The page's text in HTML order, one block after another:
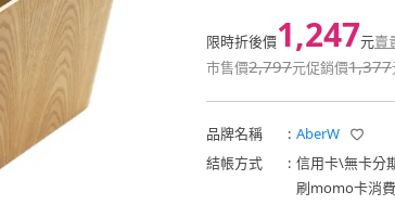
限時折後價1,247元賣
市售價2,797元促銷價1,377
品牌名稱 : AberW
結帳方式
: 信用卡\無卡分
刷momo卡消